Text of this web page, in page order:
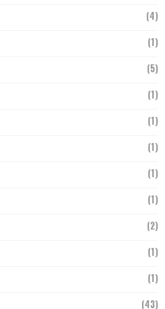
(4)
(1)
(5)
(1)
(1)
(1)
(1)
(1)
(2)
(1)
(1)
(43)